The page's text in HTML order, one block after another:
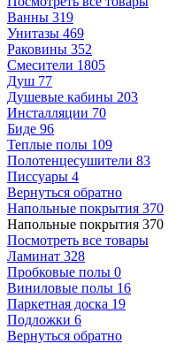
Ванны 319
Унитазы 469
Раковины 352
Смесители 1805
Душ 77
Душевые кабины 203
Инсталляции 70
Биде 96
Теплые полы 109
Полотенцесушители 83
Писсуары 4
Вернуться обратно
Напольные покрытия 370
Напольные покрытия 370
Посмотреть все товары
Ламинат 328
Пробковые полы 0
Виниловые полы 16
Паркетная доска 19
Подложки 6
Вернуться обратно